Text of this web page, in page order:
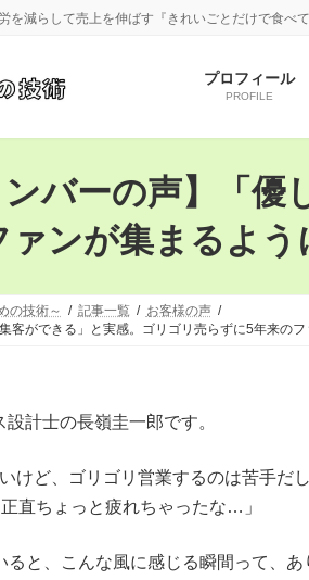
を減らして売上を伸ばす『きれいごとだけで食べ
プロフィール
PROFILE
ンバーの声】「
ァンが集まるよう
の技術～ 記事一覧
お客様の声
客ができる」と実感。ゴリゴリ売らずに5年来の
計士の長嶺圭一郎です。
けど、ゴリゴリ営業するのは苦手だ
直ちょっと疲れちゃったな…」
ると、こんな風に感じる瞬間って、